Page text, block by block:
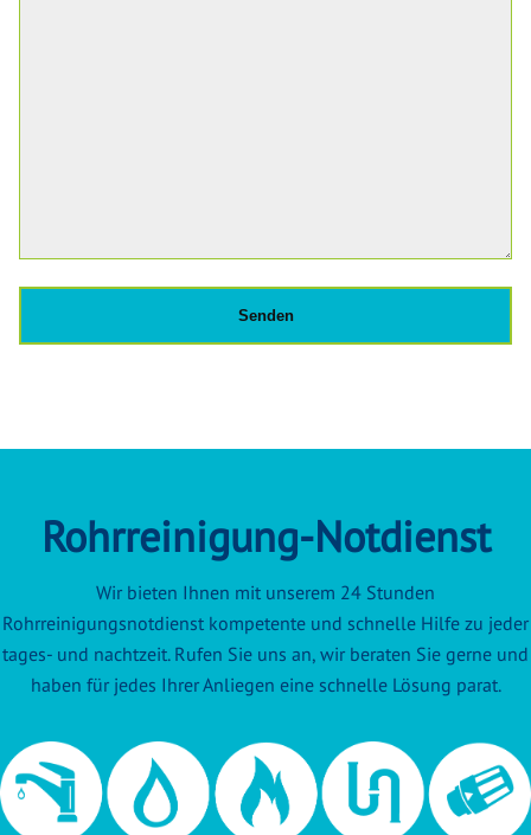
Rohrreinigung-Notdienst
Wir bieten Ihnen mit unserem 24 Stunden
Rohrreinigungsnotdienst kompetente und schnelle Hilfe zu jeder
tages- und nachtzeit. Rufen Sie uns an, wir beraten Sie gerne und
haben für jedes Ihrer Anliegen eine schnelle Lösung parat.